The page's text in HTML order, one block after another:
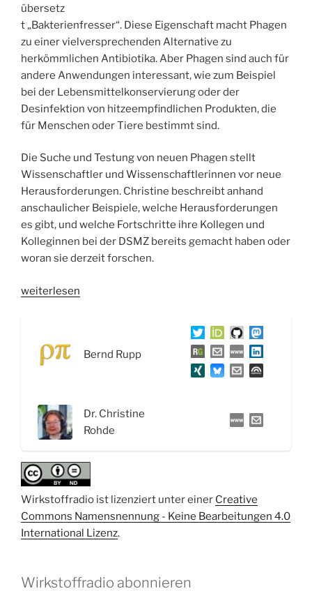
übersetz
t „Bakterienfresser“. Diese Eigenschaft macht Phagen
zu einer vielversprechenden Alternative zu
herkömmlichen Antibiotika. Aber Phagen sind auch für
andere Anwendungen interessant, wie zum Beispiel
bei der Lebensmittelkonservierung oder der
Desinfektion von hitzeempfindlichen Produkten, die
für Menschen oder Tiere bestimmt sind.
Die Suche und Testung von neuen Phagen stellt
Wissenschaftler und Wissenschaftlerinnen vor neue
Herausforderungen. Christine beschreibt anhand
anschaulicher Beispiele, welche Herausforderungen
es gibt, und welche Fortschritte ihre Kollegen und
Kolleginnen bei der DSMZ bereits gemacht haben oder
woran sie derzeit forschen.
„WSR065
Interview
Christine
weiterlesen
Bernd Rupp
Dr. Christine
Rohde
Wirkstoffradio ist lizenziert unter einer Creative
Commons Namensnennung - Keine Bearbeitungen 4.0
International Lizenz.
Wirkstoffradio abonnieren